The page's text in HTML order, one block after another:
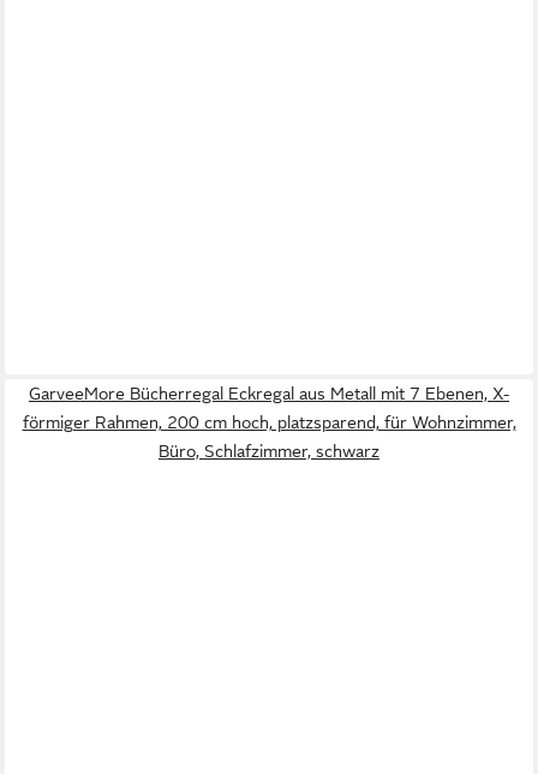
GarveeMore Bücherregal Eckregal aus Metall mit 7 Ebenen, X-
förmiger Rahmen, 200 cm hoch, platzsparend, für Wohnzimmer,
Büro, Schlafzimmer, schwarz